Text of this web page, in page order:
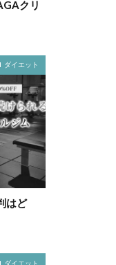
クリ
ダイエット
はど
ダイエット